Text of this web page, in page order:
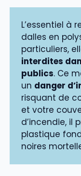
L’essentiel à
dalles en
particuliers,
interdites
publics. Ce
un danger
risquant de
et votre
d’incendie, il
plastique
noires